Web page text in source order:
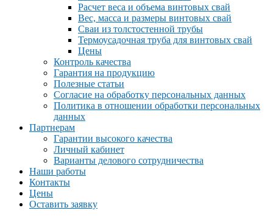
Расчет веса и объема винтовых свай
Вес, масса и размеры винтовых свай
Сваи из толстостенной трубы
Термоусадочная труба для винтовых свай
Цены
Контроль качества
Гарантия на продукцию
Полезные статьи
Согласие на обработку персональных данных
Политика в отношении обработки персональных
данных
Партнерам
Гарантии высокого качества
Личный кабинет
Варианты делового сотрудничества
Наши работы
Контакты
Цены
Оставить заявку